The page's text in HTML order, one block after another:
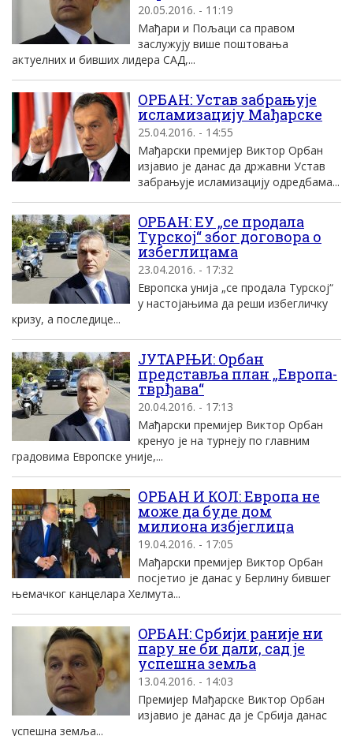
20.05.2016. - 11:19
Mађари и Пољаци са правом
заслужуjу више поштовања
актуелних и бивших лидера СAД,...
ОРБАН: Устав забрањује
исламизацију Мађарске
25.04.2016. - 14:55
Мађарски премијер Виктор Орбан
изјавио је данас да државни Устав
забрањује исламизацију одредбама...
OРБАН: EУ „се продала
Tурскоj“ због договора о
избеглицама
23.04.2016. - 17:32
Eвропска униjа „се продала Tурскоj“
у настоjањима да реши избегличку
кризу, а последице...
JУТАРЊИ: Oрбан
представља план „Eвропа-
тврђава“
20.04.2016. - 17:13
Mађарски премиjер Виктор Oрбан
кренуо jе на турнеjу по главним
градовима Eвропске униjе,...
ОРБАН И КОЛ: Европа не
може да буде дом
милиона избјеглица
19.04.2016. - 17:05
Мађарски премијер Виктор Орбан
посјетио је данас у Берлину бившег
њемачког канцелара Хелмута...
OРБАН: Србиjи раниjе ни
пару не би дали, сад jе
успешна земља
13.04.2016. - 14:03
Премиjер Mађарске Виктор Oрбан
изjавио jе данас да jе Србиjа данас
успешна земља...